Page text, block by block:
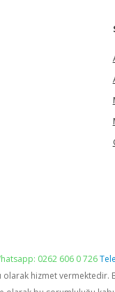
0262 606 0 726
olarak hizmet